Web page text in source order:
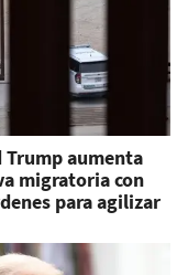
Trump aumenta
migratoria con
para agilizar